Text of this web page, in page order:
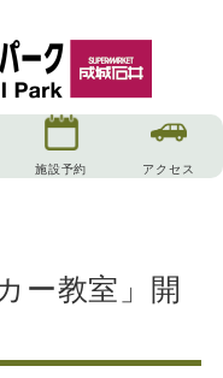
施設予約 アクセス
ー教室」開